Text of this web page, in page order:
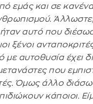
εμάς και σε
Άλλωστε,
ήταν αυτό που
ξένοι
με αυτοθυσία έχει
που
Όμως άλλο
κάποιοι.